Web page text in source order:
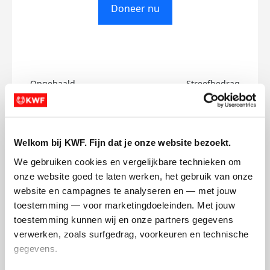
Welkom bij KWF. Fijn dat je onze website bezoekt.
We gebruiken cookies en vergelijkbare technieken om
onze website goed te laten werken, het gebruik van onze
website en campagnes te analyseren en — met jouw
toestemming — voor marketingdoeleinden. Met jouw
toestemming kunnen wij en onze partners gegevens
verwerken, zoals surfgedrag, voorkeuren en technische
gegevens.
Doneer nu
Opgehaald
€0
Streefbedrag
€750
Geoffrey's badges